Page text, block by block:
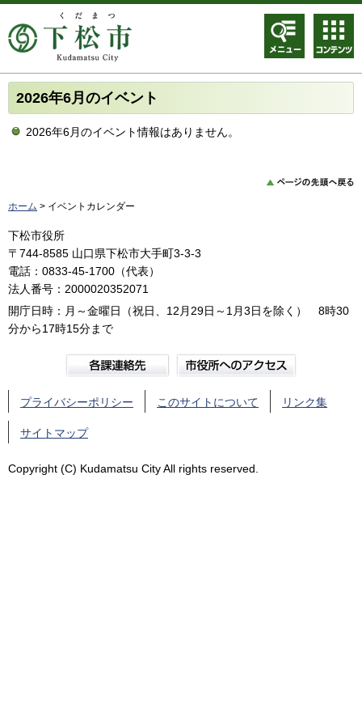
メニュ
ー
コンテ
ンツメ
ニュー
2026年6月のイベント
2026年6月のイベント情報はありません。
ホーム > イベントカレンダー
下松市役所
〒744-8585 山口県下松市大手町3-3-3
電話：0833-45-1700（代表）
法人番号：2000020352071
開庁日時：月～金曜日（祝日、12月29日～1月3日を除く） 8時30
分から17時15分まで
プライバシーポリシー このサイトについて リンク集
サイトマップ
Copyright (C) Kudamatsu City All rights reserved.